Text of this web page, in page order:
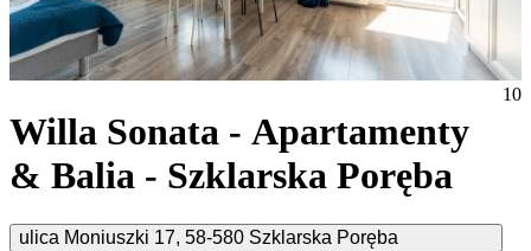
Willa Sonata - Apartamenty
& Balia - Szklarska Poręba
ulica Moniuszki 17, 58-580 Szklarska Poręba
10